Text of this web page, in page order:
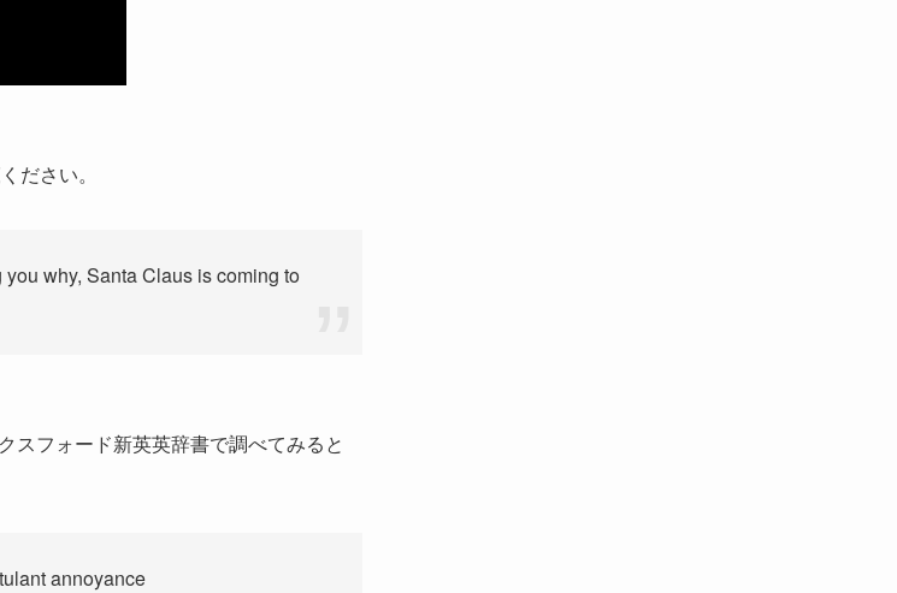
ださい。
you why, Santa Claus is coming to
スフォード新英英辞書で調べてみると
annoyance